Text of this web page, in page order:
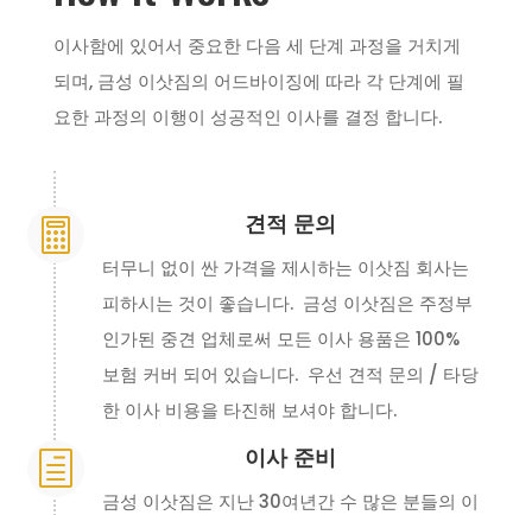
이사함에 있어서 중요한 다음 세 단계 과정을 거치게
되며, 금성 이삿짐의 어드바이징에 따라 각 단계에 필
요한 과정의 이행이 성공적인 이사를 결정 합니다.
 견적 문의
터무니 없이 싼 가격을 제시하는 이삿짐 회사는
피하시는 것이 좋습니다. 금성 이삿짐은 주정부
인가된 중견 업체로써 모든 이사 용품은 100%
보험 커버 되어 있습니다. 우선 견적 문의 / 타당
한 이사 비용을 타진해 보셔야 합니다.
h 이사 준비
금성 이삿짐은 지난 30여년간 수 많은 분들의 이